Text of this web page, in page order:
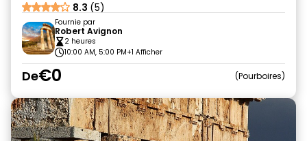
8.3 (5)
Fournie par
Robert Avignon
2 heures
10:00 AM, 5:00 PM+1 Afficher
De€0 Pourboires